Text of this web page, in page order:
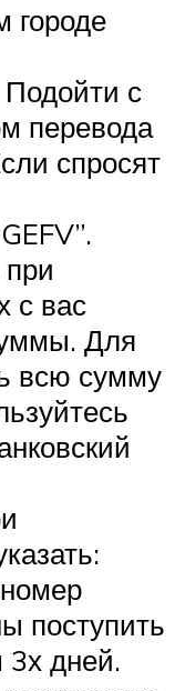
городе
с
перевода
спросят
с вас
Для
всю сумму
поступить
3х дней.